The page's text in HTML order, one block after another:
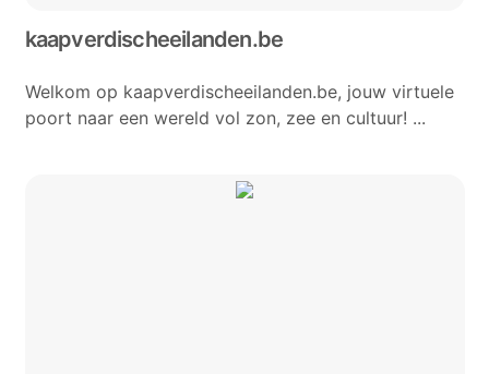
kaapverdischeeilanden.be
Welkom op kaapverdischeeilanden.be, jouw virtuele
poort naar een wereld vol zon, zee en cultuur! ...